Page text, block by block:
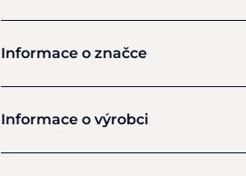
Informace o značce
QHP
Informace o výrobci